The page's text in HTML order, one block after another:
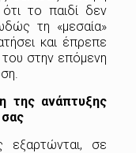
το παιδί δεν
τη «μεσαία»
και έπρεπε
του στην επόμενη
της ανάπτυξης
εξαρτώνται, σε